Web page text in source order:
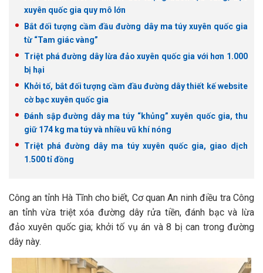
xuyên quốc gia quy mô lớn
Bắt đối tượng cầm đầu đường dây ma túy xuyên quốc gia
từ “Tam giác vàng”
Triệt phá đường dây lừa đảo xuyên quốc gia với hơn 1.000
bị hại
Khởi tố, bắt đối tượng cầm đầu đường dây thiết kế website
cờ bạc xuyên quốc gia
Đánh sập đường dây ma túy “khủng” xuyên quốc gia, thu
giữ 174 kg ma túy và nhiều vũ khí nóng
Triệt phá đường dây ma túy xuyên quốc gia, giao dịch
1.500 tỉ đồng
Công an tỉnh Hà Tĩnh cho biết, Cơ quan An ninh điều tra Công
an tỉnh vừa triệt xóa đường dây rửa tiền, đánh bạc và lừa
đảo xuyên quốc gia; khởi tố vụ án và 8 bị can trong đường
dây này.